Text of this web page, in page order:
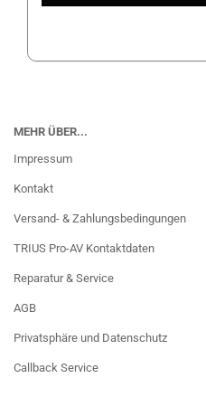
MEHR ÜBER...
Impressum
Kontakt
Versand- & Zahlungsbedingungen
TRIUS Pro-AV Kontaktdaten
Reparatur & Service
AGB
Privatsphäre und Datenschutz
Callback Service